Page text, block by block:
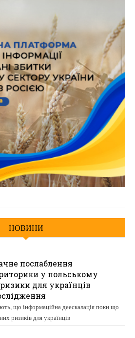
НОВИНИ
послаблення
у польському
для українців
що інформаційна деескалація поки що
ризиків для українців